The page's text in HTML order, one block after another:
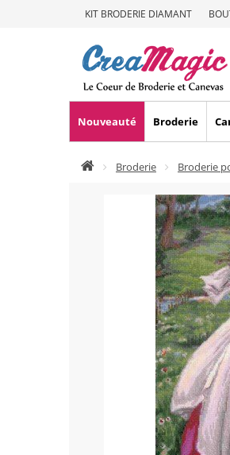
KIT BRODERIE DIAMANT
Nouveauté Broderie
Broderie Broderie